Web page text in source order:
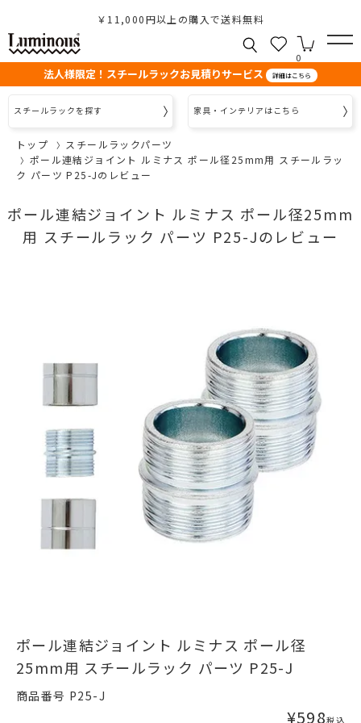
￥11,000円以上の購入で送料無料
0
法人様限定！スチールラックお見積りサービス 詳細はこちら
スチールラックを探す 家具・インテリアはこちら
トップ
スチールラックパーツ
ポール連結ジョイント ルミナス ポール径25mm用 スチールラッ
ク パーツ P25-Jのレビュー
ポール連結ジョイント ルミナス ポール径25mm
用 スチールラック パーツ P25-Jのレビュー
ポール連結ジョイント ルミナス ポール径
25mm用 スチールラック パーツ P25-J
商品番号 P25-J
¥598税込